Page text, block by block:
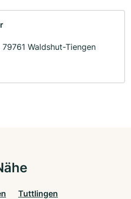
Waldshut-Tiengen
Tuttlingen